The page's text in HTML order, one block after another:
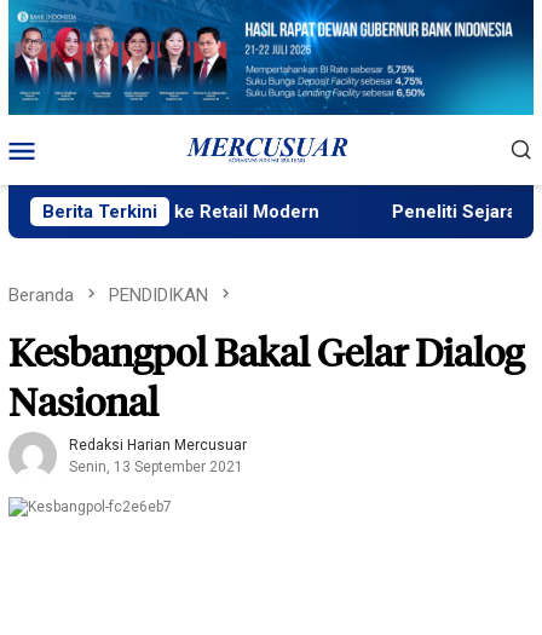
Loncat
konten
Mobile
Berita Terkini
ke Retail Modern Peneliti Sejarah: Penataan
Beranda PENDIDIKAN
Kesbangpol Bakal Gelar Dialog
Nasional
Redaksi Harian Mercusuar
Senin, 13 September 2021